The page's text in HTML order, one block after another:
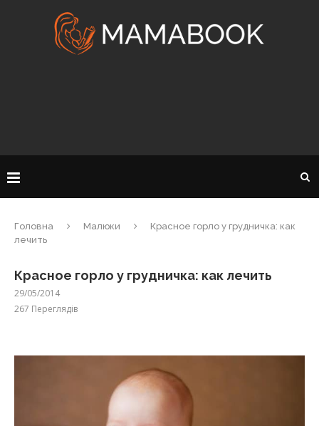
Головна Малюки
Красное горло у грудничка: как
лечить
Красное горло у грудничка: как лечить
29/05/2014
267 Переглядів